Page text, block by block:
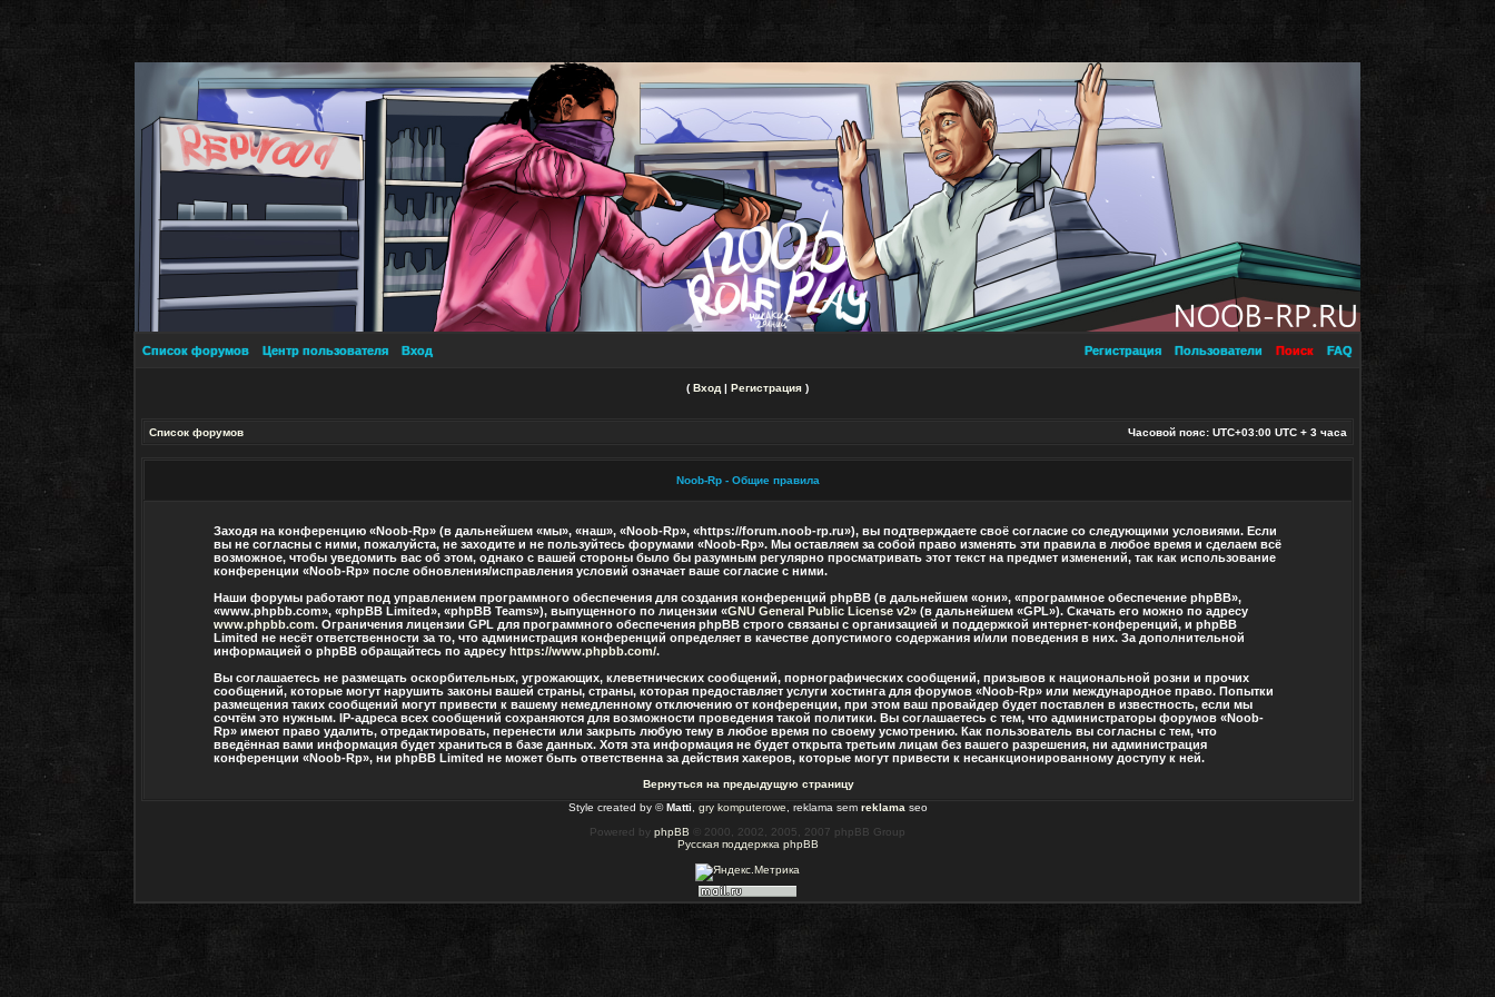
Список форумов Центр пользователя Вход FAQ
Поиск
Пользователи
Регистрация
( Вход | Регистрация )
Список форумов Часовой пояс: UTC+03:00 UTC + 3 часа
Noob-Rp - Общие правила
Заходя на конференцию «Noob-Rp» (в дальнейшем «мы», «наш», «Noob-Rp», «https://forum.noob-rp.ru»), вы подтверждаете своё согласие со следующими условиями. Если
вы не согласны с ними, пожалуйста, не заходите и не пользуйтесь форумами «Noob-Rp». Мы оставляем за собой право изменять эти правила в любое время и сделаем всё
возможное, чтобы уведомить вас об этом, однако с вашей стороны было бы разумным регулярно просматривать этот текст на предмет изменений, так как использование
конференции «Noob-Rp» после обновления/исправления условий означает ваше согласие с ними.
Наши форумы работают под управлением программного обеспечения для создания конференций phpBB (в дальнейшем «они», «программное обеспечение phpBB»,
«www.phpbb.com», «phpBB Limited», «phpBB Teams»), выпущенного по лицензии «GNU General Public License v2» (в дальнейшем «GPL»). Скачать его можно по адресу
www.phpbb.com. Ограничения лицензии GPL для программного обеспечения phpBB строго связаны с организацией и поддержкой интернет-конференций, и phpBB
Limited не несёт ответственности за то, что администрация конференций определяет в качестве допустимого содержания и/или поведения в них. За дополнительной
информацией о phpBB обращайтесь по адресу https://www.phpbb.com/.
Вы соглашаетесь не размещать оскорбительных, угрожающих, клеветнических сообщений, порнографических сообщений, призывов к национальной розни и прочих
сообщений, которые могут нарушить законы вашей страны, страны, которая предоставляет услуги хостинга для форумов «Noob-Rp» или международное право. Попытки
размещения таких сообщений могут привести к вашему немедленному отключению от конференции, при этом ваш провайдер будет поставлен в известность, если мы
сочтём это нужным. IP-адреса всех сообщений сохраняются для возможности проведения такой политики. Вы соглашаетесь с тем, что администраторы форумов «Noob-
Rp» имеют право удалить, отредактировать, перенести или закрыть любую тему в любое время по своему усмотрению. Как пользователь вы согласны с тем, что
введённая вами информация будет храниться в базе данных. Хотя эта информация не будет открыта третьим лицам без вашего разрешения, ни администрация
конференции «Noob-Rp», ни phpBB Limited не может быть ответственна за действия хакеров, которые могут привести к несанкционированному доступу к ней.
Вернуться на предыдущую страницу
Style created by ©Matti gry komputerowe , reklama sem reklama seo
Powered by phpBB © 2000, 2002, 2005, 2007 phpBB Group
Русская поддержка phpBB